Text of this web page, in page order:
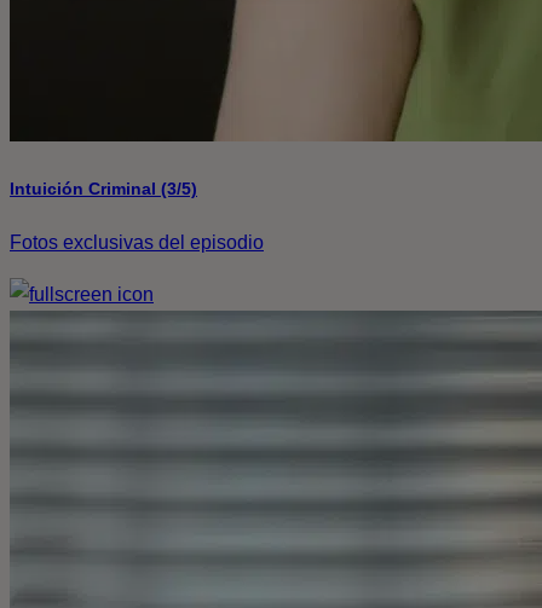
Intuición Criminal (3/5)
Fotos exclusivas del episodio